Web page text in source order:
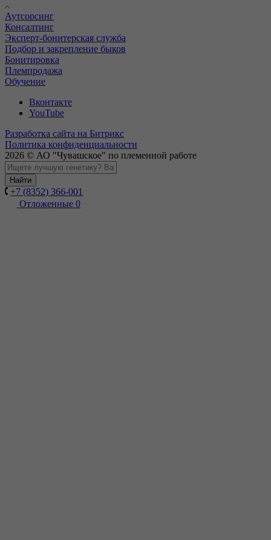
Аутсорсинг
Консалтинг
Эксперт-бонитерская служба
Подбор и закрепление быков
Бонитировка
Племпродажа
Обучение
Вконтакте
YouTube
Разработка сайта на Битрикс
Политика конфиденциальности
2026 © АО "Чувашское" по племенной работе
Найти
+7 (8352) 366-001
Отложенные 0